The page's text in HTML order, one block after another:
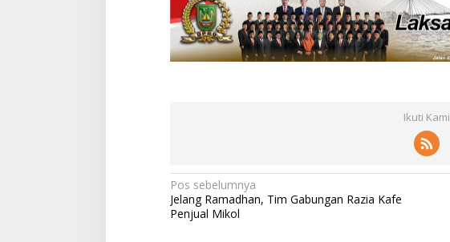
Ikuti Kami
N
a
Pos sebelumnya
Jelang Ramadhan, Tim Gabungan Razia Kafe
Penjual Mikol